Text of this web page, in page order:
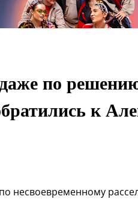
по
к
несвоевременному